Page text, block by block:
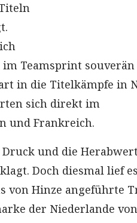
Teamsprint souverän
in die Titelkämpfe in
sich direkt im
und Frankreich.
und die
Doch diesmal lief
von Hinze angeführte
der Niederlande